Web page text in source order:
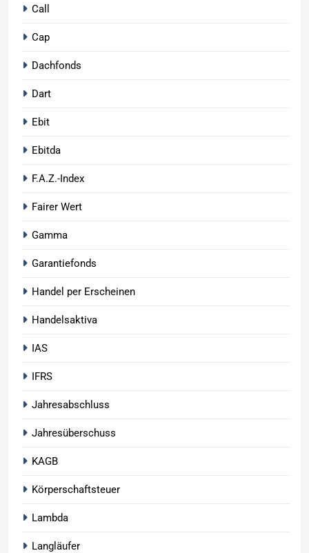
Call
Cap
Dachfonds
Dart
Ebit
Ebitda
F.A.Z.-Index
Fairer Wert
Gamma
Garantiefonds
Handel per Erscheinen
Handelsaktiva
IAS
IFRS
Jahresabschluss
Jahresüberschuss
KAGB
Körperschaftsteuer
Lambda
Langläufer